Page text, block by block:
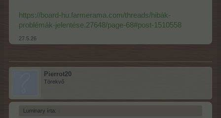
https://board-hu.farmerama.com/threads/hibák-
problémák-jelentése.27648/page-68#post-1510558
27.5.26
Pierrot20
Törekvő
Luminary írta: ↑